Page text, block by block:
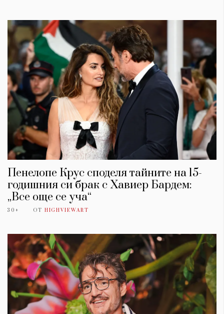
Пенелопе Крус споделя тайните на 15-
годишния си брак с Хавиер Бардем:
„Все още се уча“
30+ ОТ HIGHVIEWART